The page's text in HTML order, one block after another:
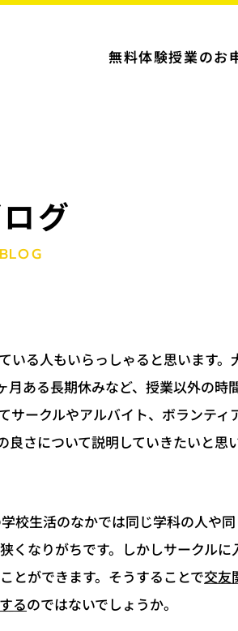
無料体験授業のお
グ
BLOG
いる人もいらっしゃると思います。
ある長期休みなど、授業以外の時
サークルやアルバイト、ボランティ
さについて説明していきたいと思い
校生活のなかでは同じ学科の人や
くなりがちです。しかしサークルに
とができます。そうすることで交友
るのではないでしょうか。